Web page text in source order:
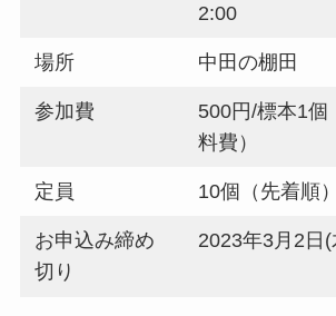
2:00
場所 中田の棚田
参加費
500円/標本1個
料費）
定員 10個（先着順）
お申込み締め
切り
2023年3月2